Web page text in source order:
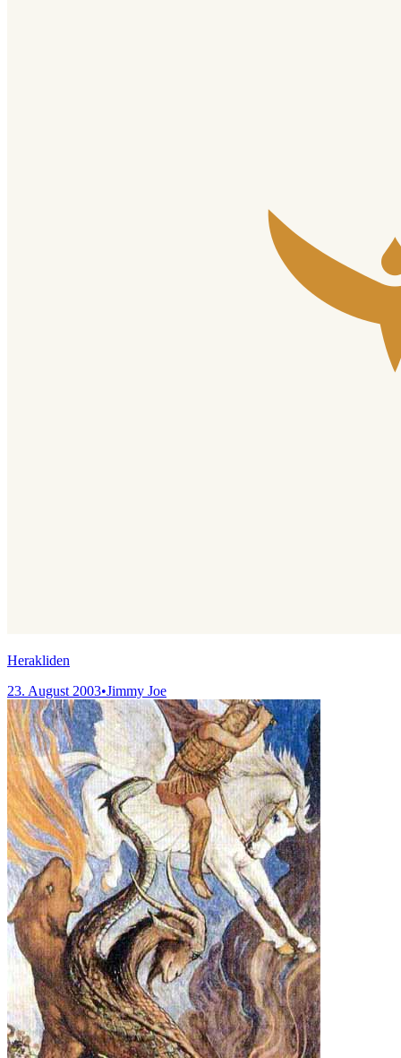
Herakliden
23. August 2003•Jimmy Joe